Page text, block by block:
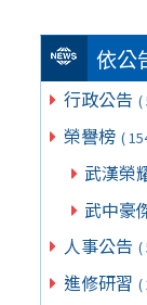
依公
行政公告 (
榮譽榜 (
武漢榮
武中豪
人事公告 (
進修研習 (